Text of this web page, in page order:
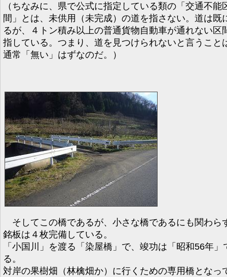
（ちなみに、県で公式に指定している類の「交通不能
間」とは、未供用（未完成）の道を指さない。道は既
るが、４トン積み以上の普通貨物自動車が通れない区
指している。つまり、道を見つけられないと言うこと
通常「無い」はずなのだ。）
そしてこの橋であるが、小さな橋であるにも関わら
銘板は４枚完備している。
「小国川」を渡る「染屋橋」で、竣功は「昭和56年」
る。
対岸の果樹畑（林檎畑か）に行くための専用橋となっ